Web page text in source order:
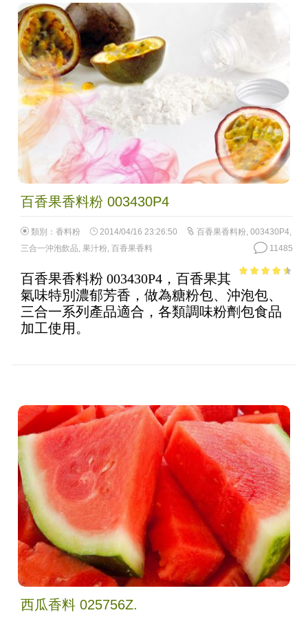
百香果香料粉 003430P4
類別： 香料粉 2014/04/16 23:26:50 百香果香料粉, 003430P4,
三合一沖泡飲品, 果汁粉, 百香果香料 11485
of 5
百香果香料粉 003430P4，百香果其
氣味特別濃郁芳香，做為糖粉包、沖泡包、
三合一系列產品適合，各類調味粉劑包食品
加工使用。
西瓜香料 025756Z.